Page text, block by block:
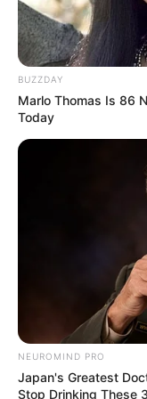
BUZZDAY
Marlo Thomas Is 86
Today
NEUROMIND PRO
Japan's Greatest
Stop Drinking These